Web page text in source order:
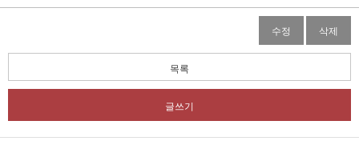
수정 삭제
목록
글쓰기